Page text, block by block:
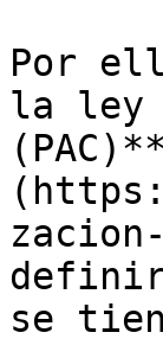
Por
la ley
se